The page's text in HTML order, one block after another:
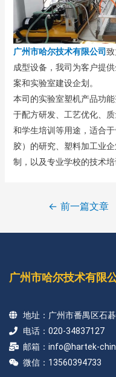
广州市哈尔技术有限公司
成型设备，我司为客户提
案和实验室建设企划。
本司的实验室塑机产品功
于配方研发、工艺优化、
和学生培训等用途，适合
胶）的研究、塑料加工业
制，以及专业学校的技术培
← 前一篇文章
广州市哈尔技术有限
地址：广州市番禺区石
电话：020-34837127
邮箱：info@hartek-
微信：13560394733